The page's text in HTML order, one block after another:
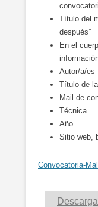
Título del
después”
En el
Autor/a/es
Título de
Mail de
Técnica
Año
Sitio web,
Convocatoria-
Descarga